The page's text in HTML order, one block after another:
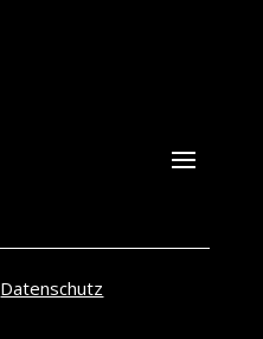
Datenschutz